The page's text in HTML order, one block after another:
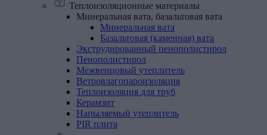
Теплоизоляционные материалы
Минеральная вата, базальтовая вата
Минеральная вата
Базальтовая (каменная) вата
Экструдированный пенополистирол
Пенополистирол
Межвенцовый утеплитель
Ветровлагопароизоляция
Теплоизоляция для труб
Керамзит
Напыляемый утеплитель
PIR плита